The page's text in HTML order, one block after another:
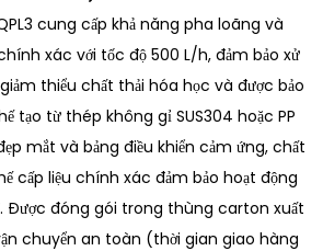
cung cấp khả năng pha loãng và
xác với tốc độ 500 L/h, đảm bảo xử
thiểu chất thải hóa học và được bảo
tạo từ thép không gỉ SUS304 hoặc PP
mắt và bảng điều khiển cảm ứng, chất
cấp liệu chính xác đảm bảo hoạt động
Được đóng gói trong thùng carton xuất
chuyển an toàn (thời gian giao hàng